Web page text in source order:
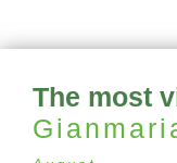
The most